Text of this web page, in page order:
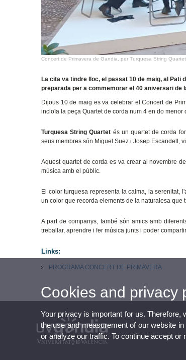
Concert de Primavera de Gandia, per Turquesa String
La cita va tindre lloc, el passat 10 de maig, al
preparada per a commemorar el 40 aniversari de
Dijous 10 de maig es va celebrar el Concert de
incloïa la peça Quartet de corda num 4 en do menor
Turquesa String Quartet és un quartet de corda
seus membres són Miguel Suez i Josep Escandell,
Aquest quartet de corda es va crear al novembre
música amb el públic.
El color turquesa representa la calma, la serenitat,
un color que recorda elements de la naturalesa que
A part de companys, també són amics amb
treballar, aprendre i fer música junts i poder
Links:
PROGRAMA CONCERT DE PRIMAVERA
Cookies and privacy
Your privacy is important for us.
the use and measurement of our website
or analyze our traffic. To continue accept